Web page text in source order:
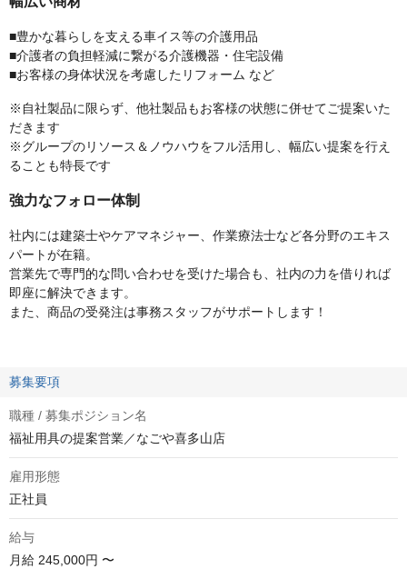
■豊かな暮らしを支える車イス等の介護用品
■介護者の負担軽減に繋がる介護機器・住宅設備
■お客様の身体状況を考慮したリフォーム など
※自社製品に限らず、他社製品もお客様の状態に併せてご提案いた
だきます
※グループのリソース＆ノウハウをフル活用し、幅広い提案を行え
ることも特長です
強力なフォロー体制
社内には建築士やケアマネジャー、作業療法士など各分野のエキス
パートが在籍。
営業先で専門的な問い合わせを受けた場合も、社内の力を借りれば
即座に解決できます。
また、商品の受発注は事務スタッフがサポートします！
募集要項
職種 / 募集ポジション名
福祉用具の提案営業／なごや喜多山店
雇用形態
正社員
給与
月給 245,000円 〜